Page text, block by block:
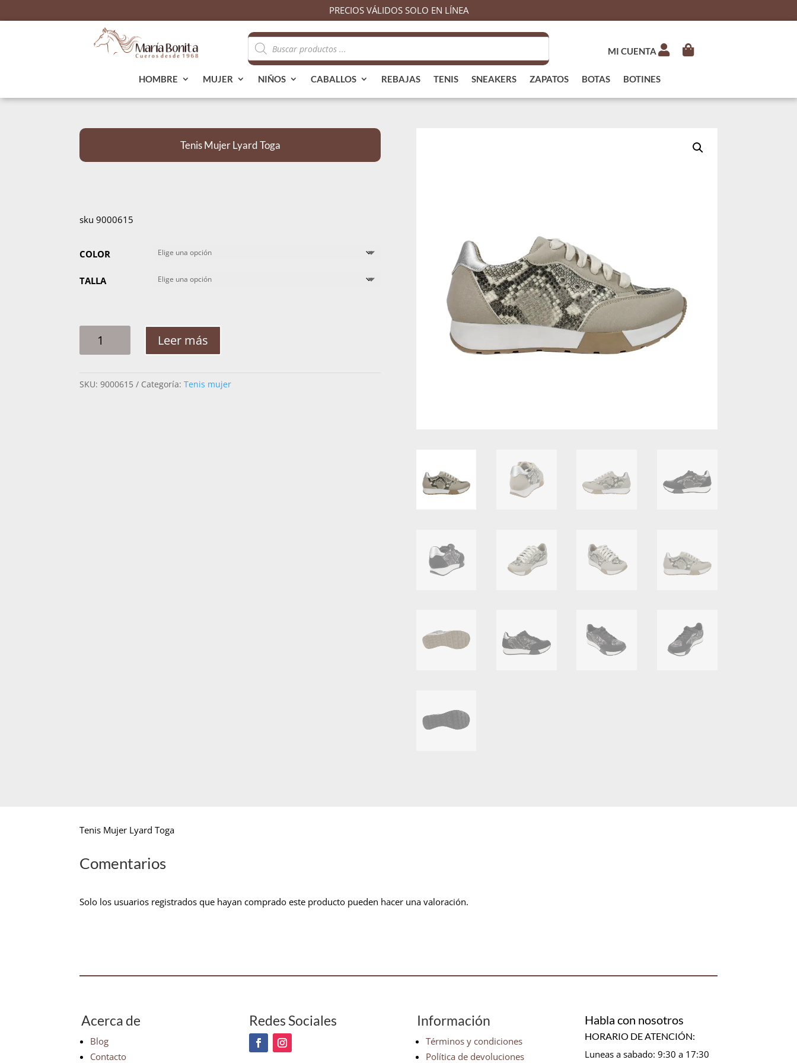
PRECIOS VÁLIDOS SOLO EN LÍNEA
Búsqueda
de
productos
MI CUENTA
HOMBRE MUJER NIÑOS CABALLOS REBAJAS TENIS SNEAKERS ZAPATOS BOTAS BOTINES
Tenis Mujer Lyard Toga
sku 9000615
COLOR
TALLA
MUJER
Leer más
SKU:9000615 Categoría:Tenis mujer
Tenis Mujer Lyard Toga
Comentarios
Solo los usuarios registrados que hayan comprado este producto pueden hacer una valoración.
Acerca de
Blog
Contacto
Redes Sociales Información
Términos y condiciones
Política de devoluciones
Habla con nosotros
HORARIO DE ATENCIÓN:
Luneas a sabado: 9:30 a 17:30